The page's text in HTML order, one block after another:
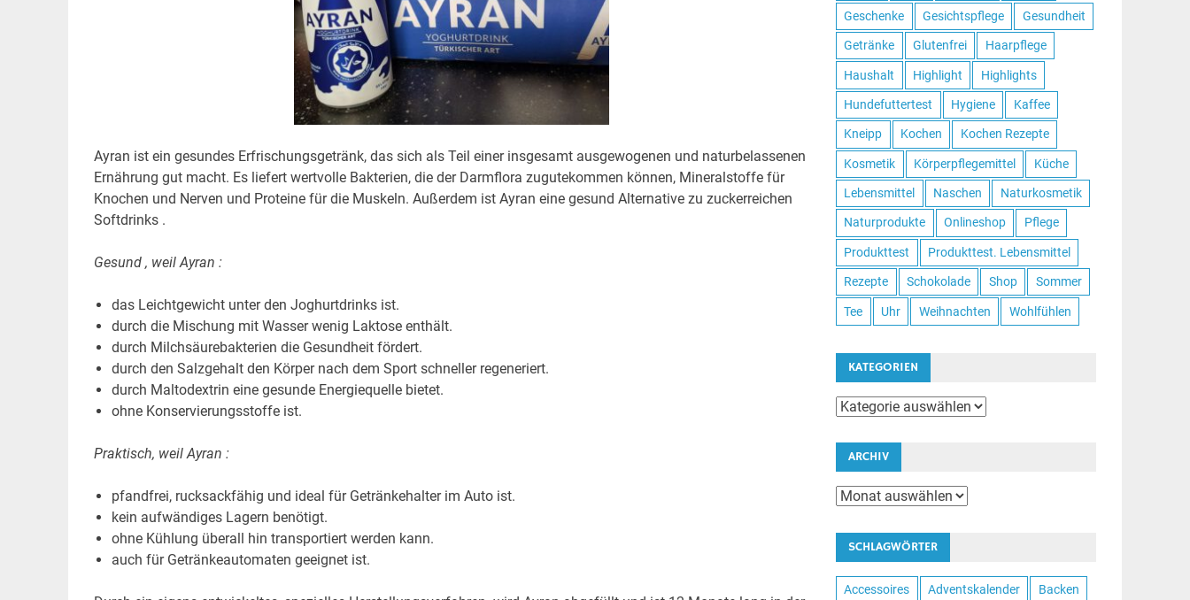
Ayran ist ein gesundes Erfrischungsgetränk, das sich als Teil einer insgesamt ausgewogenen und naturbelassenen
Ernährung gut macht. Es liefert wertvolle Bakterien, die der Darmflora zugutekommen können, Mineralstoffe für
Knochen und Nerven und Proteine für die Muskeln. Außerdem ist Ayran eine gesund Alternative zu zuckerreichen
Softdrinks .
Gesund , weil Ayran :
das Leichtgewicht unter den Joghurtdrinks ist.
durch die Mischung mit Wasser wenig Laktose enthält.
durch Milchsäurebakterien die Gesundheit fördert.
durch den Salzgehalt den Körper nach dem Sport schneller regeneriert.
durch Maltodextrin eine gesunde Energiequelle bietet.
ohne Konservierungsstoffe ist.
Praktisch, weil Ayran :
pfandfrei, rucksackfähig und ideal für Getränkehalter im Auto ist.
kein aufwändiges Lagern benötigt.
ohne Kühlung überall hin transportiert werden kann.
auch für Getränkeautomaten geeignet ist.
Geschenke Gesichtspflege Gesundheit
Getränke Glutenfrei Haarpflege
Haushalt Highlight Highlights
Hundefuttertest Hygiene Kaffee
Kneipp Kochen Kochen Rezepte
Kosmetik Körperpflegemittel Küche
Lebensmittel Naschen Naturkosmetik
Naturprodukte Onlineshop Pflege
Produkttest Produkttest. Lebensmittel
Rezepte Schokolade Shop Sommer
Tee Uhr Weihnachten Wohlfühlen
KATEGORIEN
Kategorien
ARCHIV
Archiv
SCHLAGWÖRTER
Accessoires Adventskalender Backen